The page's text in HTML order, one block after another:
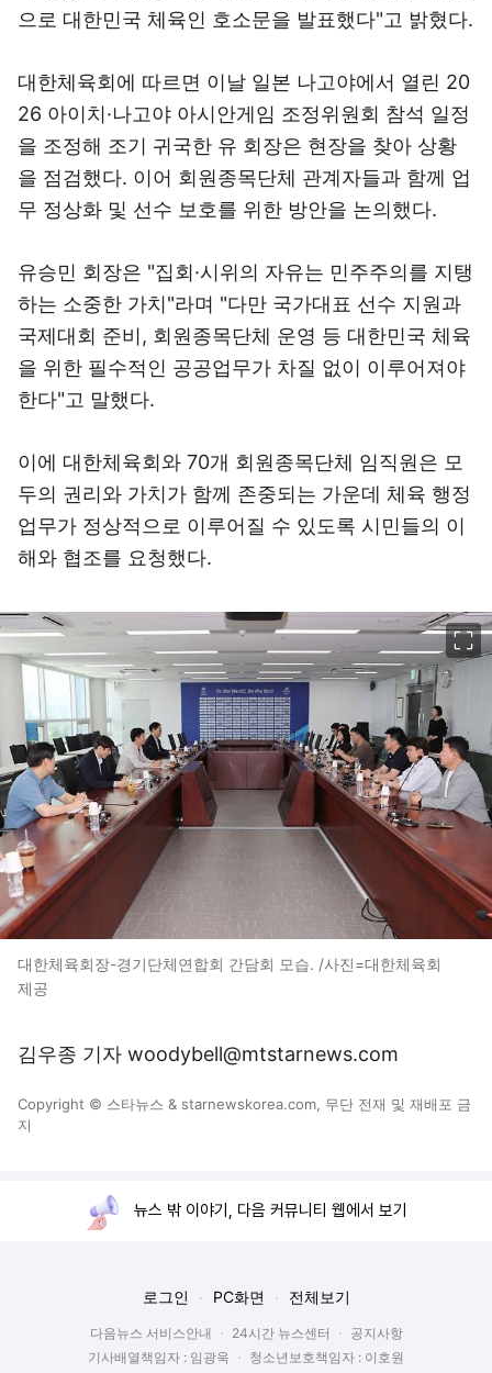
으로 대한민국 체육인 호소문을 발표했다"고 밝혔다.
대한체육회에 따르면 이날 일본 나고야에서 열린 20
26 아이치·나고야 아시안게임 조정위원회 참석 일정
을 조정해 조기 귀국한 유 회장은 현장을 찾아 상황
을 점검했다. 이어 회원종목단체 관계자들과 함께 업
무 정상화 및 선수 보호를 위한 방안을 논의했다.
유승민 회장은 "집회·시위의 자유는 민주주의를 지탱
하는 소중한 가치"라며 "다만 국가대표 선수 지원과
국제대회 준비, 회원종목단체 운영 등 대한민국 체육
을 위한 필수적인 공공업무가 차질 없이 이루어져야
한다"고 말했다.
이에 대한체육회와 70개 회원종목단체 임직원은 모
두의 권리와 가치가 함께 존중되는 가운데 체육 행정
업무가 정상적으로 이루어질 수 있도록 시민들의 이
해와 협조를 요청했다.
대한체육회장-경기단체연합회 간담회 모습. /사진=대한체육회
제공
김우종 기자 woodybell@mtstarnews.com
Copyright © 스타뉴스 & starnewskorea.com, 무단 전재 및 재배포 금
지
뉴스 밖 이야기, 다음 커뮤니티 웹에서 보기
로그인 PC화면 전체보기
다음뉴스 서비스안내 24시간 뉴스센터
공지사항
기사배열책임자 : 임광욱
청소년보호책임자 : 이호원